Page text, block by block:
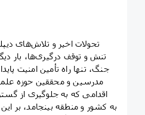
تنش و توقف درگیری‌ها، بار
جنگ، تنها راه تأمین امنیت
مدرسین و محققین حوزه
اقدامی که به جلوگیری از
به کشور و منطقه بینجامد، بر